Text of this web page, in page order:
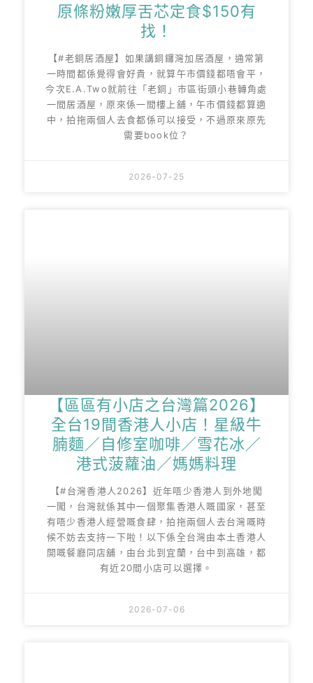
原條粉嫩厚舌芯定食$150有
找！
【#老銅居酒屋】如果講銅鑼灣加居酒屋，通常第
一時間都係覺得會好貴，就算午市價錢都唔會平，
今次E.A.Two就前往「老銅」市區街頭小巷轉角處
一間居酒屋，原來係一間樓上舖，午市價錢都算適
中，拍拖兩個人去食都係可以接受，不過原來原先
需要book位？
2026-07-25
【區區有小店之台灣篇2026】
全台19間香港人小店！星級牛
腩麵／自修室咖啡／雪花冰／
港式菠蘿油／媽媽料理
【#台灣香港人2026】近年唔少香港人到外地闖
一闖，台灣就係其中一個聚集香港人嘅國家，甚至
有唔少香港人經營嘅食肆，拍拖兩個人去台灣嘅時
候不妨去支持一下啦！以下係全台灣由本土香港人
開嘅餐廳同店舖，由台北到宜蘭，台中到高雄，都
有近20間小店可以選擇。
2026-07-06